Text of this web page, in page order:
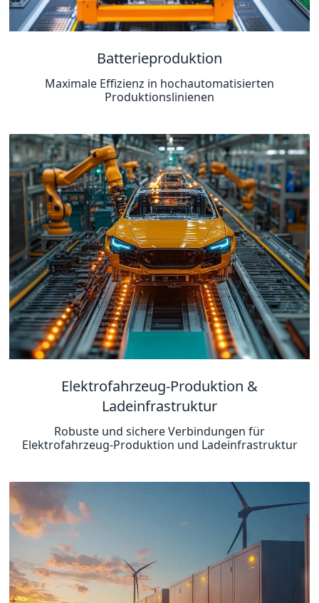
Batterieproduktion
Maximale Effizienz in hochautomatisierten
Produktionslinienen
Elektrofahrzeug-Produktion &
Ladeinfrastruktur
Robuste und sichere Verbindungen für
Elektrofahrzeug-Produktion und Ladeinfrastruktur